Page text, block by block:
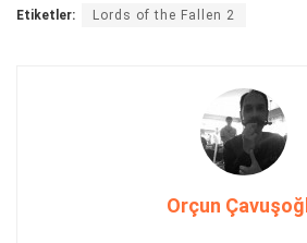
Etiketler: Lords of the Fallen 2
Orçun